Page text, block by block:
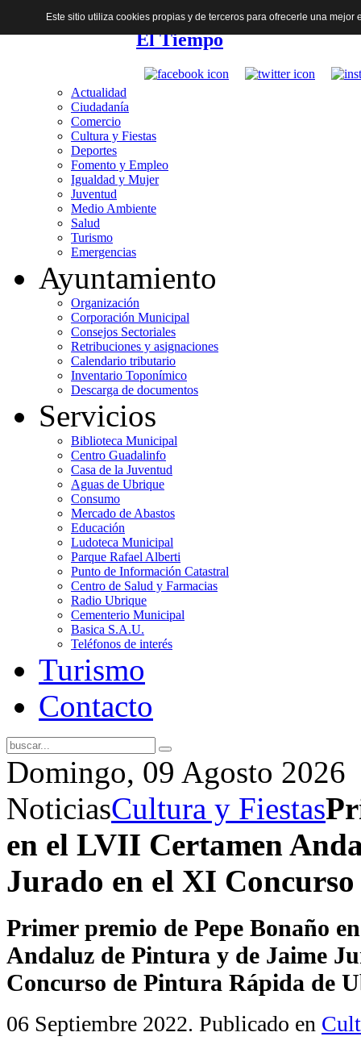
El Tiempo
Actualidad
Ciudadanía
Comercio
Cultura y Fiestas
Deportes
Fomento y Empleo
Igualdad y Mujer
Juventud
Medio Ambiente
Salud
Turismo
Emergencias
Ayuntamiento
Organización
Corporación Municipal
Consejos Sectoriales
Retribuciones y asignaciones
Calendario tributario
Inventario Toponímico
Descarga de documentos
Servicios
Biblioteca Municipal
Centro Guadalinfo
Casa de la Juventud
Aguas de Ubrique
Consumo
Mercado de Abastos
Educación
Ludoteca Municipal
Parque Rafael Alberti
Punto de Información Catastral
Centro de Salud y Farmacias
Radio Ubrique
Cementerio Municipal
Basica S.A.U.
Teléfonos de interés
Turismo
Contacto
Domingo, 09 Agosto 2026
NoticiasCultura y Fiestas
en el LVII Certamen
Jurado en el XI
Primer premio de Pepe Bonaño
Andaluz de Pintura y de Jaime
Concurso de Pintura Rápida de
06 Septiembre 2022. Publicado en
Este sitio utiliza cookies propias y de terceros para ofrecerle una